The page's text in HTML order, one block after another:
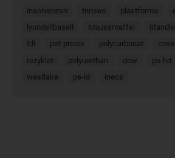
insolvenzen
trinseo plastforma
lyondellbasell
kraussmaffei
tdi
pet-preise polycarbonat
rezyklat
polyurethan dow pe-hd
westlake
pe-ld ineos